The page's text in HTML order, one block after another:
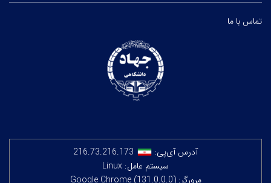
تماس با ما
آدرس آی‌پی:
216.73.216.173
سیستم عامل: Linux
مرورگر: Google Chrome (131.0.0.0)